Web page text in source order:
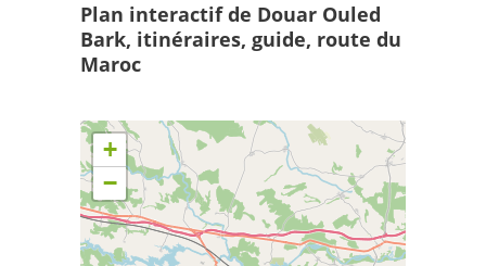
Plan interactif de Douar Ouled
Bark, itinéraires, guide, route du
Maroc
+
−